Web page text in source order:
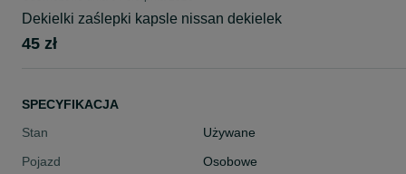
Dekielki zaślepki kapsle nissan dekielek
45 zł
SPECYFIKACJA
Stan
Używane
Pojazd
Osobowe